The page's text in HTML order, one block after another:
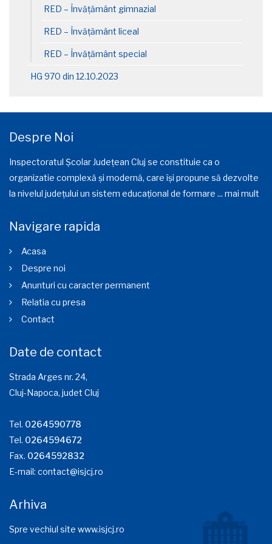
RED – Învățământ gimnazial
RED – Învățământ liceal
RED – Învățământ special
HG 970 din 12.10.2023
Despre Noi
Inspectoratul Școlar Județean Cluj se constituie ca o
organizatie complexă și modernă, care își propune să dezvolte
la nivelul județului un sistem educațional de formare ... mai mult
Navigare rapida
Acasa
Despre noi
Anunturi cu caracter permanent
Relatia cu presa
Contact
Date de contact
Strada Arges nr. 24,
Cluj-Napoca, judet Cluj
Tel. 0264590778
Tel. 0264594672
Fax. 0264592832
E-mail: contact@isjcj.ro
Arhiva
Spre vechiul site www.isjcj.ro